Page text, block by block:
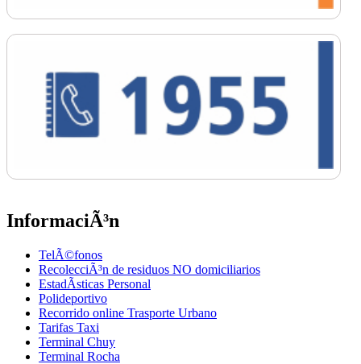
InformaciÃ³n
TelÃ©fonos
RecolecciÃ³n de residuos NO domiciliarios
EstadÃ­sticas Personal
Polideportivo
Recorrido online Trasporte Urbano
Tarifas Taxi
Terminal Chuy
Terminal Rocha